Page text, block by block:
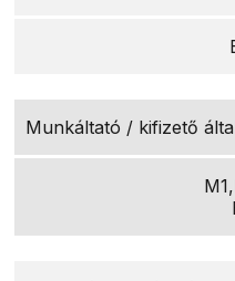
Munkáltató / kifizető